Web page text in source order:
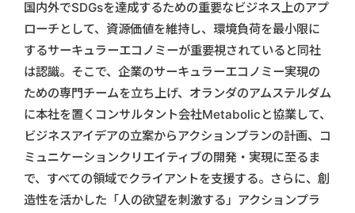
国内外でSDGsを達成するための重要なビジネス上のアプ
ローチとして、資源価値を維持し、環境負荷を最小限に
するサーキュラーエコノミーが重要視されていると同社
は認識。そこで、企業のサーキュラーエコノミー実現の
ための専門チームを立ち上げ、オランダのアムステルダム
に本社を置くコンサルタント会社Metabolicと協業して、
ビジネスアイデアの立案からアクションプランの計画、コ
ミュニケーションクリエイティブの開発・実現に至るま
で、すべての領域でクライアントを支援する。さらに、創
造性を活かした「人の欲望を刺激する」アクションプラ